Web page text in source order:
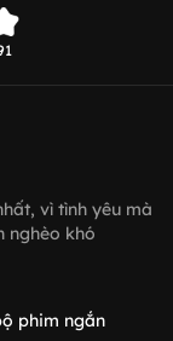
vì tình yêu mà
nghèo khó
Trương
Thị. Không ngờ,
phim ngắn